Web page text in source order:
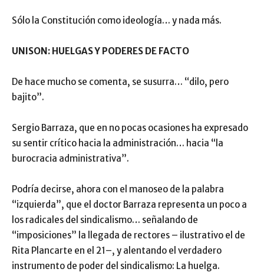
Sólo la Constitución como ideología… y nada más.
UNISON: HUELGAS Y PODERES DE FACTO
De hace mucho se comenta, se susurra… “dilo, pero
bajito”.
Sergio Barraza, que en no pocas ocasiones ha expresado
su sentir crítico hacia la administración… hacia “la
burocracia administrativa”.
Podría decirse, ahora con el manoseo de la palabra
“izquierda”, que el doctor Barraza representa un poco a
los radicales del sindicalismo… señalando de
“imposiciones” la llegada de rectores – ilustrativo el de
Rita Plancarte en el 21–, y alentando el verdadero
instrumento de poder del sindicalismo: La huelga.